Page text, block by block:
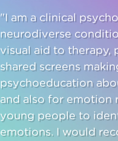
"I am a clinical
neurodiverse
visual aid to therapy,
shared screens
psychoeducation
and also for emotion
young people to
emotions. I would